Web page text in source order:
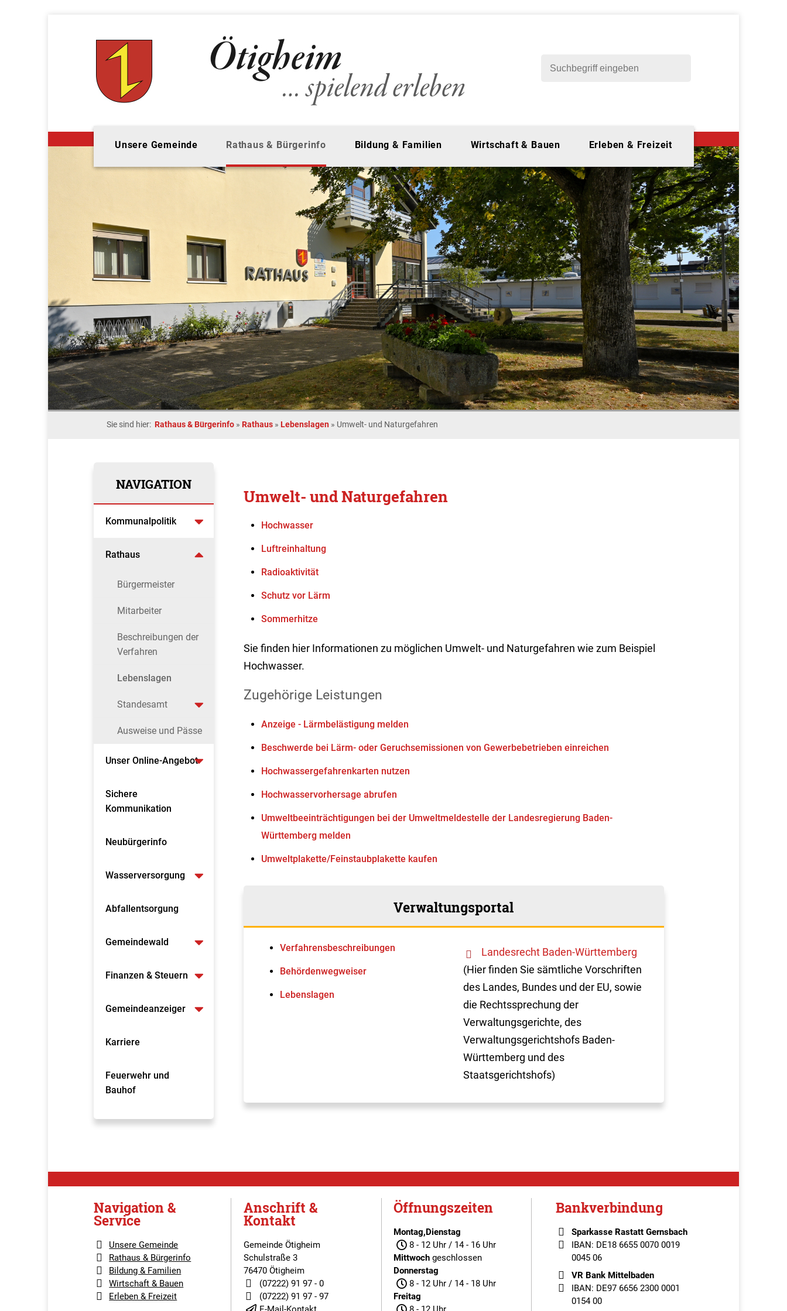
Unsere Gemeinde Rathaus & Bürgerinfo Bildung & Familien Wirtschaft & Bauen Erleben & Freizeit
Sie sind hier: Rathaus & Bürgerinfo » Rathaus » Lebenslagen » Umwelt- und Naturgefahren
NAVIGATION
Kommunalpolitik
Rathaus
Bürgermeister
Mitarbeiter
Beschreibungen der
Verfahren
Lebenslagen
Standesamt
Ausweise und Pässe
Unser Online-Angebot
Sichere
Kommunikation
Neubürgerinfo
Wasserversorgung
Abfallentsorgung
Gemeindewald
Finanzen & Steuern
Gemeindeanzeiger
Karriere
Feuerwehr und
Bauhof
Umwelt- und Naturgefahren
Hochwasser
Luftreinhaltung
Radioaktivität
Schutz vor Lärm
Sommerhitze
Sie finden hier Informationen zu möglichen Umwelt- und Naturgefahren wie zum Beispiel
Hochwasser.
Zugehörige Leistungen
Anzeige - Lärmbelästigung melden
Beschwerde bei Lärm- oder Geruchsemissionen von Gewerbebetrieben einreichen
Hochwassergefahrenkarten nutzen
Hochwasservorhersage abrufen
Umweltbeeinträchtigungen bei der Umweltmeldestelle der Landesregierung Baden-
Württemberg melden
Umweltplakette/Feinstaubplakette kaufen
Verwaltungsportal
Verfahrens­beschreibungen
Behördenwegweiser
Lebenslagen
Landesrecht Baden-Württemberg
(Hier finden Sie sämtliche Vorschriften
des Landes, Bundes und der EU, sowie
die Rechtssprechung der
Verwaltungsgerichte, des
Verwaltungsgerichtshofs Baden-
Württemberg und des
Staatsgerichtshofs)
Navigation &
Service
Unsere Gemeinde
Rathaus & Bürgerinfo
Bildung & Familien
Wirtschaft & Bauen
Erleben & Freizeit
Anschrift &
Kontakt
Gemeinde Ötigheim
Schulstraße 3
76470 Ötigheim
(07222) 91 97 - 0
(07222) 91 97 - 97
Öffnungszeiten
Montag,Dienstag
8 - 12 Uhr / 14 - 16 Uhr
Mittwoch geschlossen
Donnerstag
8 - 12 Uhr / 14 - 18 Uhr
Freitag
Bankverbindung
Sparkasse Rastatt Gernsbach
IBAN: DE18 6655 0070 0019
0045 06
VR Bank Mittelbaden
IBAN: DE97 6656 2300 0001
0154 00